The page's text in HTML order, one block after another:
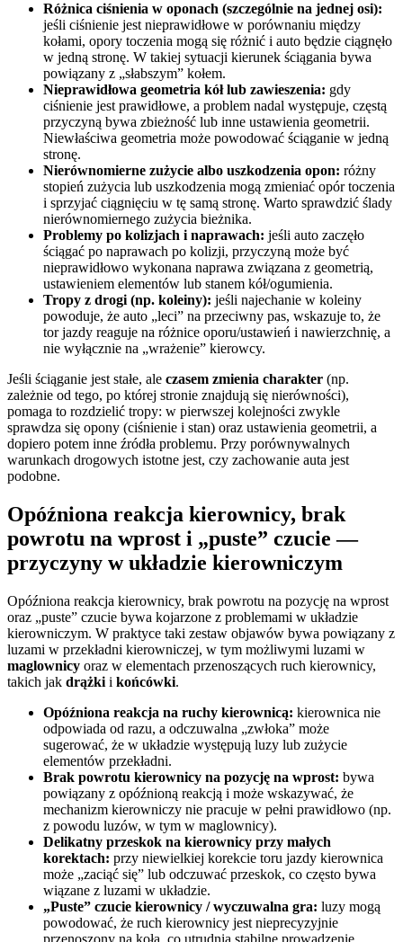
Różnica ciśnienia w oponach (szczególnie na jednej osi):
jeśli ciśnienie jest nieprawidłowe w porównaniu między
kołami, opory toczenia mogą się różnić i auto będzie ciągnęło
w jedną stronę. W takiej sytuacji kierunek ściągania bywa
powiązany z „słabszym” kołem.
Nieprawidłowa geometria kół lub zawieszenia: gdy
ciśnienie jest prawidłowe, a problem nadal występuje, częstą
przyczyną bywa zbieżność lub inne ustawienia geometrii.
Niewłaściwa geometria może powodować ściąganie w jedną
stronę.
Nierównomierne zużycie albo uszkodzenia opon: różny
stopień zużycia lub uszkodzenia mogą zmieniać opór toczenia
i sprzyjać ciągnięciu w tę samą stronę. Warto sprawdzić ślady
nierównomiernego zużycia bieżnika.
Problemy po kolizjach i naprawach: jeśli auto zaczęło
ściągać po naprawach po kolizji, przyczyną może być
nieprawidłowo wykonana naprawa związana z geometrią,
ustawieniem elementów lub stanem kół/ogumienia.
Tropy z drogi (np. koleiny): jeśli najechanie w koleiny
powoduje, że auto „leci” na przeciwny pas, wskazuje to, że
tor jazdy reaguje na różnice oporu/ustawień i nawierzchnię, a
nie wyłącznie na „wrażenie” kierowcy.
Jeśli ściąganie jest stałe, ale czasem zmienia charakter (np.
zależnie od tego, po której stronie znajdują się nierówności),
pomaga to rozdzielić tropy: w pierwszej kolejności zwykle
sprawdza się opony (ciśnienie i stan) oraz ustawienia geometrii, a
dopiero potem inne źródła problemu. Przy porównywalnych
warunkach drogowych istotne jest, czy zachowanie auta jest
podobne.
Opóźniona reakcja kierownicy, brak
powrotu na wprost i „puste” czucie —
przyczyny w układzie kierowniczym
Opóźniona reakcja kierownicy, brak powrotu na pozycję na wprost
oraz „puste” czucie bywa kojarzone z problemami w układzie
kierowniczym. W praktyce taki zestaw objawów bywa powiązany z
luzami w przekładni kierowniczej, w tym możliwymi luzami w
maglownicy oraz w elementach przenoszących ruch kierownicy,
takich jak drążki i końcówki.
Opóźniona reakcja na ruchy kierownicą: kierownica nie
odpowiada od razu, a odczuwalna „zwłoka” może
sugerować, że w układzie występują luzy lub zużycie
elementów przekładni.
Brak powrotu kierownicy na pozycję na wprost: bywa
powiązany z opóźnioną reakcją i może wskazywać, że
mechanizm kierowniczy nie pracuje w pełni prawidłowo (np.
z powodu luzów, w tym w maglownicy).
Delikatny przeskok na kierownicy przy małych
korektach: przy niewielkiej korekcie toru jazdy kierownica
może „zaciąć się” lub odczuwać przeskok, co często bywa
wiązane z luzami w układzie.
„Puste” czucie kierownicy / wyczuwalna gra: luzy mogą
powodować, że ruch kierownicy jest nieprecyzyjnie